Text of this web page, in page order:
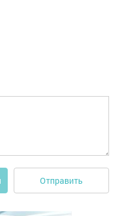
Отправить